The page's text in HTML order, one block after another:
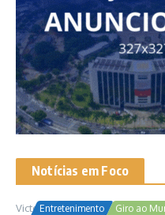
Notícias em Foco
Entretenimento Giro ao
Victor Samuel 24/10/2025